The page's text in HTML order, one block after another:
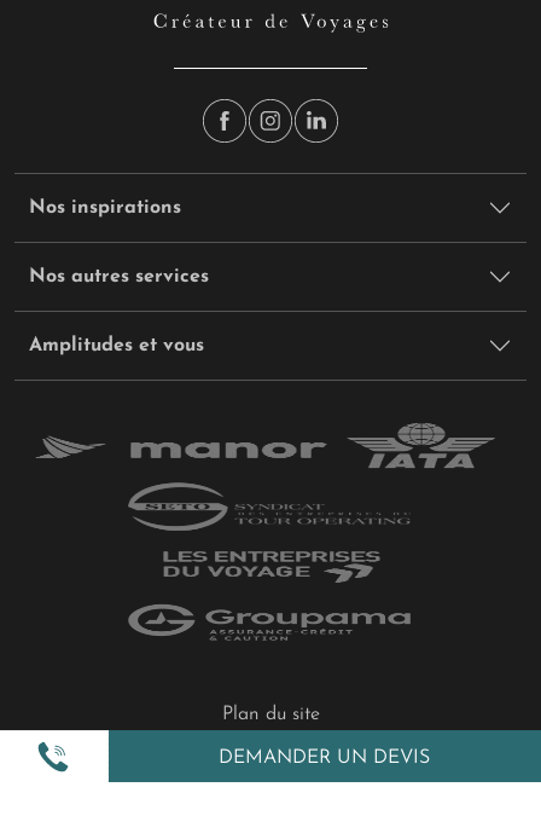
DEMANDER UN DEVIS
Nos inspirations
Nos autres services
Amplitudes et vous
Plan du site